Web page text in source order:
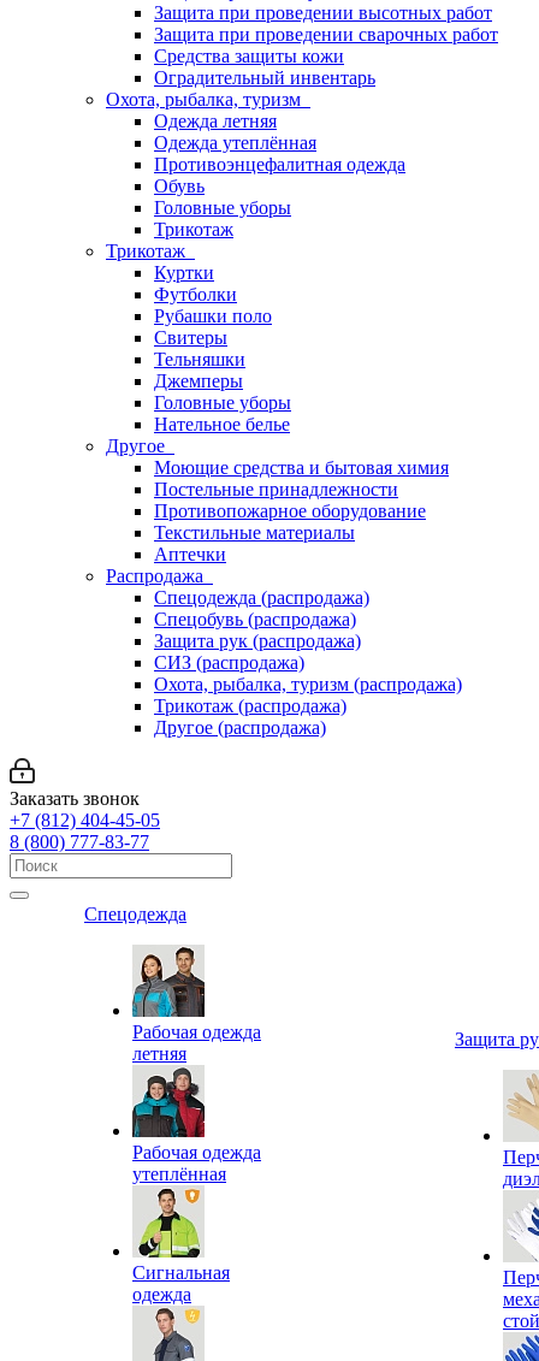
Защита при проведении высотных работ
Защита при проведении сварочных работ
Средства защиты кожи
Оградительный инвентарь
Охота, рыбалка, туризм
Одежда летняя
Одежда утеплённая
Противоэнцефалитная одежда
Обувь
Головные уборы
Трикотаж
Трикотаж
Куртки
Футболки
Рубашки поло
Свитеры
Тельняшки
Джемперы
Головные уборы
Нательное белье
Другое
Моющие средства и бытовая химия
Постельные принадлежности
Противопожарное оборудование
Текстильные материалы
Аптечки
Распродажа
Спецодежда (распродажа)
Спецобувь (распродажа)
Защита рук (распродажа)
СИЗ (распродажа)
Охота, рыбалка, туризм (распродажа)
Трикотаж (распродажа)
Другое (распродажа)
Заказать звонок
+7 (812) 404-45-05
8 (800) 777-83-77
Спецодежда
Рабочая одежда
летняя
Рабочая одежда
утеплённая
Сигнальная
одежда
Защита